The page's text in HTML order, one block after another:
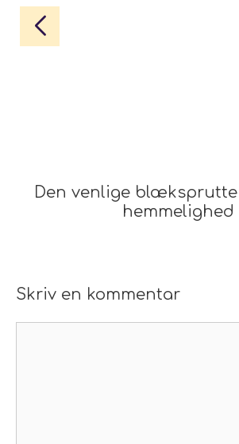
Den venlige
hemmelighed
Skriv en kommentar